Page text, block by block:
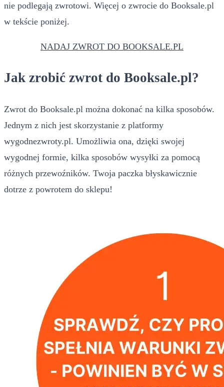
nie podlegają zwrotowi. Więcej o zwrocie do Booksale.pl
w tekście poniżej.
NADAJ ZWROT DO BOOKSALE.PL
Jak zrobić zwrot do Booksale.pl?
Zwrot do Booksale.pl można dokonać na kilka sposobów.
Jednym z nich jest skorzystanie z platformy
wygodnezwroty.pl. Umożliwia ona, dzięki swojej
wygodnej formie, kilka sposobów wysyłki za pomocą
różnych przewoźników. Twoja paczka błyskawicznie
dotrze z powrotem do sklepu!